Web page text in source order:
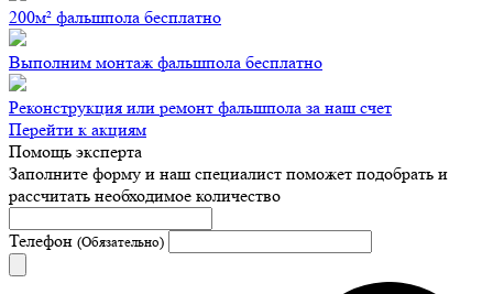
200м² фальшпола бесплатно
Выполним монтаж фальшпола бесплатно
Реконструкция или ремонт фальшпола за наш счет
Перейти к акциям
Помощь эксперта
Заполните форму и наш специалист поможет подобрать и
рассчитать необходимое количество
Телефон (Обязательно)